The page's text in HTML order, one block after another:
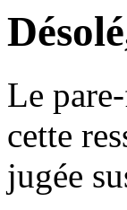
Le
cette
jugée